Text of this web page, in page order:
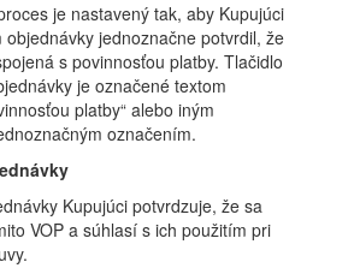
je nastavený tak, aby Kupujúci
jednoznačne potvrdil, že
s povinnosťou platby. Tlačidlo
je označené textom
platby“ alebo iným
označením.
Kupujúci potvrdzuje, že sa
VOP a súhlasí s ich použitím pri